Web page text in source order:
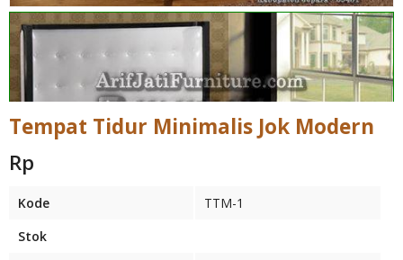
Tempat Tidur Minimalis Jok Modern
Rp
Kode
TTM-1
Stok